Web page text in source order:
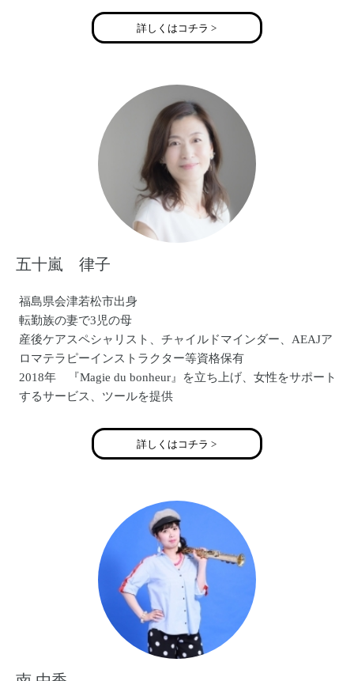
詳しくはコチラ >
五十嵐 律子
福島県会津若松市出身
転勤族の妻で3児の母
産後ケアスペシャリスト、チャイルドマインダー、AEAJア
ロマテラピーインストラクター等資格保有
2018年 『Magie du bonheur』を立ち上げ、女性をサポート
するサービス、ツールを提供
詳しくはコチラ >